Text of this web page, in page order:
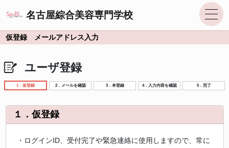
名古屋綜合美容専門学校
仮登録 メールアドレス入力
ユーザ登録
1．仮登録 2．メールを確認 3．本登録 4．入力内容を確認 5．完了
１．仮登録
・ログインID、受付完了や緊急連絡に使用しますので、常に